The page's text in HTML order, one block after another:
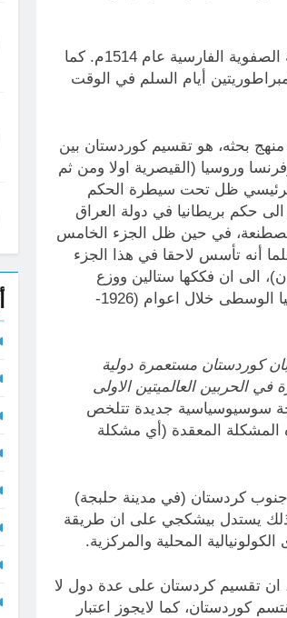
يبين ويذكر ان أول تقسيم لكردستان كانت بين الدولة العثمانية التركية والدولة الصفوية الفارسية عام 1514م. كما
أيام السلم في الوقت
منهج بحثه، هو تقسيم كوردستان بين
وروسيا (القيصرية اولا ومن ثم
ظل تحت سيطرة الحكم
حكم بريطانيا في دولة العراق
في حين ظل الجزء الخامس
أنه تأسس لاحقا في هذا الجزء
الى ان فككها ستالين ووزع
أكرادها على عموم دول الاتحاد السوفييتي وأقاليمها، واستوطن أغلبهم في اسيا الوسطى خلال اعوام (1926-
كوردستان مستعمرة دولية
الحربين العالميتين الاولى
سوسيوسياسية جديدة تتلخص
المشكلة المعقدة (أي مشكلة
استخدم السلاح الكيميائي عام 1988 ضد شعب جنوب كردستان (في مدينة حلبجة)
يستدل بيشكجي على ان طريقة
المحلية والمركزية.
تقسيم كردستان على عدة دول لا
كوردستان، كما لايجوز اعتبار